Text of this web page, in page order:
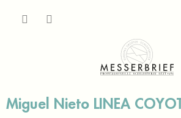
Miguel Nieto LINEA